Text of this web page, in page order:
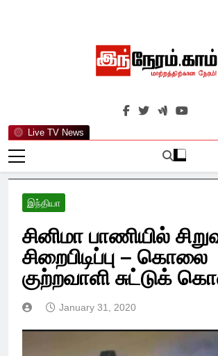
Live TV News
செய்திகளுக்கு அப்பால்…
இந்தியா
சினிமா பாணியில்
சிறைபிடிப்பு – கொலை
குற்றவாளி சுட்டுக்
January 31, 2020